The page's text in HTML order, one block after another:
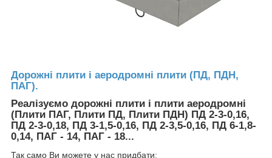
Дорожні плити і аеродромні плити (ПД, ПДН,
ПАГ).
Реалізуємо дорожні плити і плити аеродромні
(Плити ПАГ, Плити ПД, Плити ПДН) ПД 2-3-0,16,
ПД 2-3-0,18, ПД 3-1,5-0,16, ПД 2-3,5-0,16, ПД 6-1,8-
0,14, ПАГ - 14, ПАГ - 18...
Так само Ви можете у нас придбати: